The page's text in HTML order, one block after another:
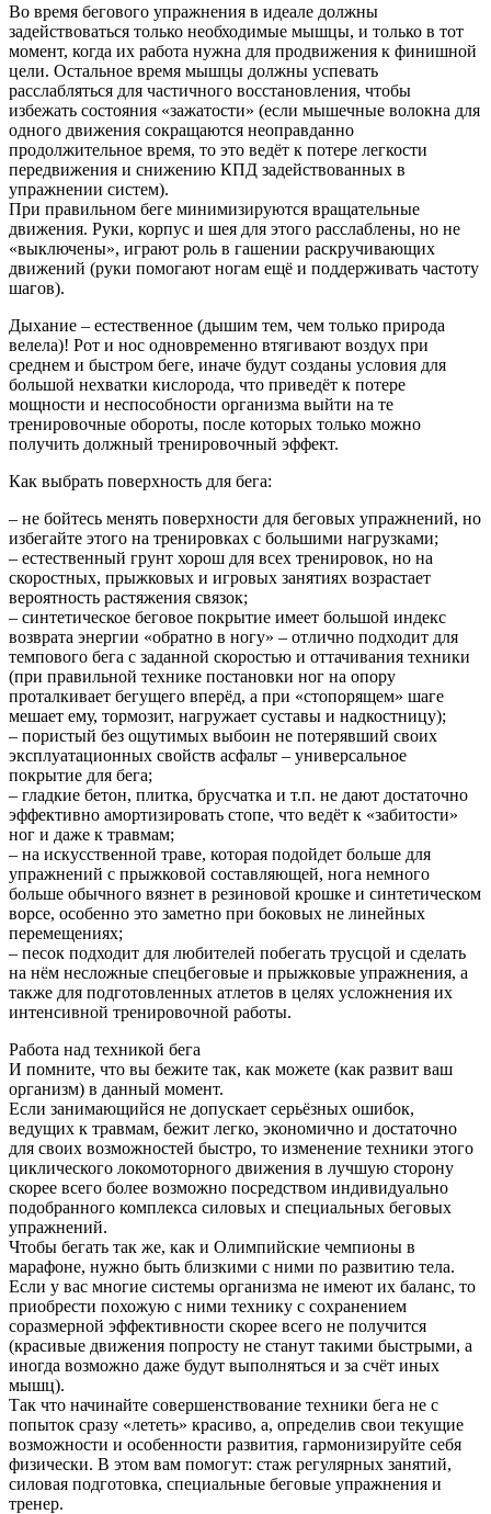
Во время бегового упражнения в идеале должны
задействоваться только необходимые мышцы, и только в тот
момент, когда их работа нужна для продвижения к финишной
цели. Остальное время мышцы должны успевать
расслабляться для частичного восстановления, чтобы
избежать состояния «зажатости» (если мышечные волокна для
одного движения сокращаются неоправданно
продолжительное время, то это ведёт к потере легкости
передвижения и снижению КПД задействованных в
упражнении систем).
При правильном беге минимизируются вращательные
движения. Руки, корпус и шея для этого расслаблены, но не
«выключены», играют роль в гашении раскручивающих
движений (руки помогают ногам ещё и поддерживать частоту
шагов).
Дыхание – естественное (дышим тем, чем только природа
велела)! Рот и нос одновременно втягивают воздух при
среднем и быстром беге, иначе будут созданы условия для
большой нехватки кислорода, что приведёт к потере
мощности и неспособности организма выйти на те
тренировочные обороты, после которых только можно
получить должный тренировочный эффект.
Как выбрать поверхность для бега:
– не бойтесь менять поверхности для беговых упражнений, но
избегайте этого на тренировках с большими нагрузками;
– естественный грунт хорош для всех тренировок, но на
скоростных, прыжковых и игровых занятиях возрастает
вероятность растяжения связок;
– синтетическое беговое покрытие имеет большой индекс
возврата энергии «обратно в ногу» – отлично подходит для
темпового бега с заданной скоростью и оттачивания техники
(при правильной технике постановки ног на опору
проталкивает бегущего вперёд, а при «стопорящем» шаге
мешает ему, тормозит, нагружает суставы и надкостницу);
– пористый без ощутимых выбоин не потерявший своих
эксплуатационных свойств асфальт – универсальное
покрытие для бега;
– гладкие бетон, плитка, брусчатка и т.п. не дают достаточно
эффективно амортизировать стопе, что ведёт к «забитости»
ног и даже к травмам;
– на искусственной траве, которая подойдет больше для
упражнений с прыжковой составляющей, нога немного
больше обычного вязнет в резиновой крошке и синтетическом
ворсе, особенно это заметно при боковых не линейных
перемещениях;
– песок подходит для любителей побегать трусцой и сделать
на нём несложные спецбеговые и прыжковые упражнения, а
также для подготовленных атлетов в целях усложнения их
интенсивной тренировочной работы.
Работа над техникой бега
И помните, что вы бежите так, как можете (как развит ваш
организм) в данный момент.
Если занимающийся не допускает серьёзных ошибок,
ведущих к травмам, бежит легко, экономично и достаточно
для своих возможностей быстро, то изменение техники этого
циклического локомоторного движения в лучшую сторону
скорее всего более возможно посредством индивидуально
подобранного комплекса силовых и специальных беговых
упражнений.
Чтобы бегать так же, как и Олимпийские чемпионы в
марафоне, нужно быть близкими с ними по развитию тела.
Если у вас многие системы организма не имеют их баланс, то
приобрести похожую с ними технику с сохранением
соразмерной эффективности скорее всего не получится
(красивые движения попросту не станут такими быстрыми, а
иногда возможно даже будут выполняться и за счёт иных
мышц).
Так что начинайте совершенствование техники бега не с
попыток сразу «лететь» красиво, а, определив свои текущие
возможности и особенности развития, гармонизируйте себя
физически. В этом вам помогут: стаж регулярных занятий,
силовая подготовка, специальные беговые упражнения и
тренер.